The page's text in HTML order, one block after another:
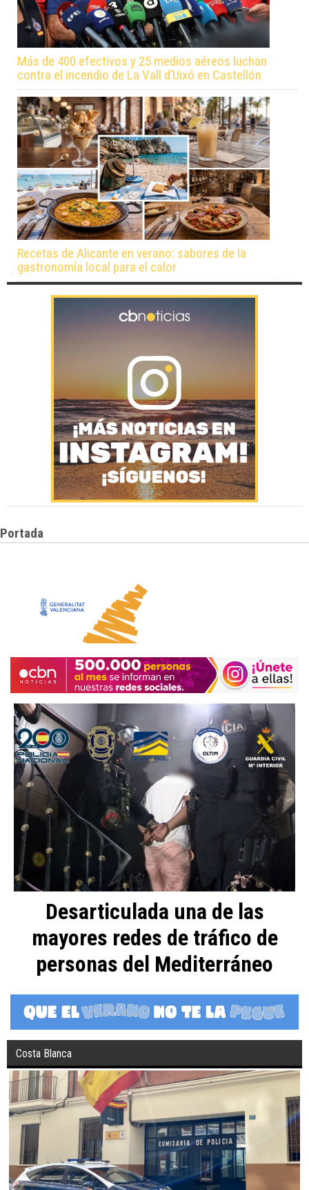
Más de 400 efectivos y 25 medios aéreos luchan
contra el incendio de La Vall d’Uixó en Castellón
Recetas de Alicante en verano: sabores de la
gastronomía local para el calor
Portada
Desarticulada una de las
mayores redes de tráfico de
personas del Mediterráneo
Costa Blanca